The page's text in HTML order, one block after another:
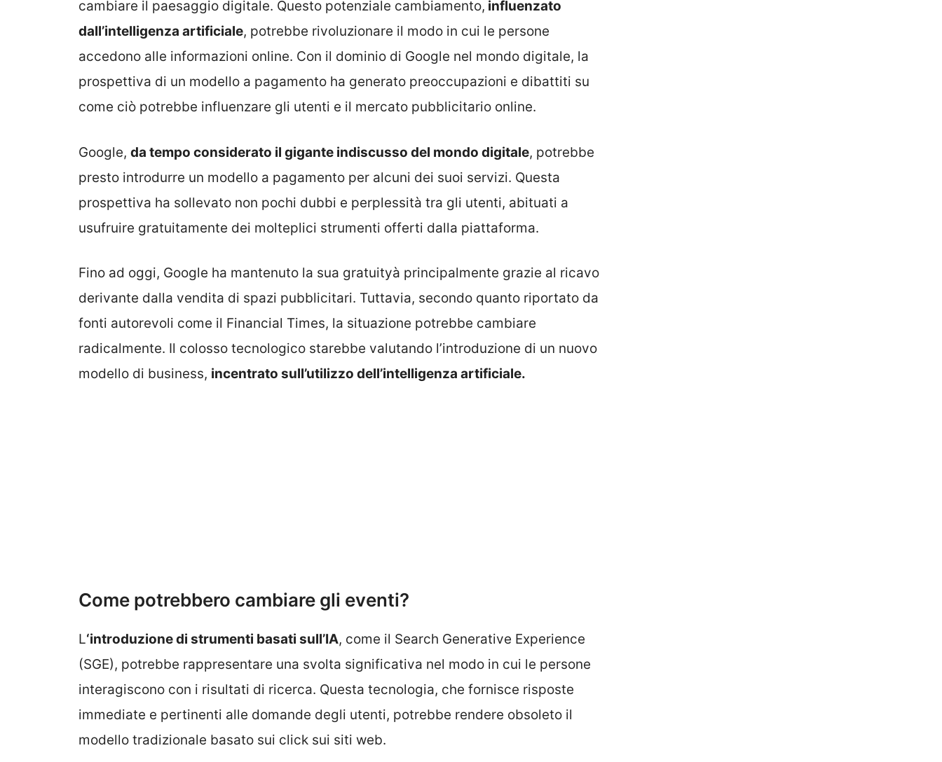
cambiare il paesaggio digitale. Questo potenziale cambiamento, influenzato
dall’intelligenza artificiale, potrebbe rivoluzionare il modo in cui le persone
accedono alle informazioni online. Con il dominio di Google nel mondo digitale, la
prospettiva di un modello a pagamento ha generato preoccupazioni e dibattiti su
come ciò potrebbe influenzare gli utenti e il mercato pubblicitario online.
Google, da tempo considerato il gigante indiscusso del mondo digitale, potrebbe
presto introdurre un modello a pagamento per alcuni dei suoi servizi. Questa
prospettiva ha sollevato non pochi dubbi e perplessità tra gli utenti, abituati a
usufruire gratuitamente dei molteplici strumenti offerti dalla piattaforma.
Fino ad oggi, Google ha mantenuto la sua gratuityà principalmente grazie al ricavo
derivante dalla vendita di spazi pubblicitari. Tuttavia, secondo quanto riportato da
fonti autorevoli come il Financial Times, la situazione potrebbe cambiare
radicalmente. Il colosso tecnologico starebbe valutando l’introduzione di un nuovo
modello di business, incentrato sull’utilizzo dell’intelligenza artificiale.
Come potrebbero cambiare gli eventi?
L‘introduzione di strumenti basati sull’IA, come il Search Generative Experience
(SGE), potrebbe rappresentare una svolta significativa nel modo in cui le persone
interagiscono con i risultati di ricerca. Questa tecnologia, che fornisce risposte
immediate e pertinenti alle domande degli utenti, potrebbe rendere obsoleto il
modello tradizionale basato sui click sui siti web.